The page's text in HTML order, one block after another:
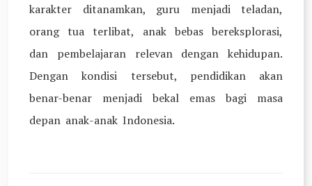
karakter ditanamkan, guru menjadi teladan,
orang tua terlibat, anak bebas bereksplorasi,
dan pembelajaran relevan dengan kehidupan.
Dengan kondisi tersebut, pendidikan akan
benar-benar menjadi bekal emas bagi masa
depan anak-anak Indonesia.